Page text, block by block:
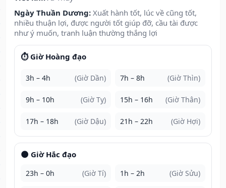
Ngày Thuần Dương: Xuất hành tốt, lúc về cũng tốt,
nhiều thuận lợi, được người tốt giúp đỡ, cầu tài được
như ý muốn, tranh luận thường thắng lợi
⏱️ Giờ Hoàng đạo
3h – 4h (Giờ Dần) 7h – 8h (Giờ Thìn)
9h – 10h (Giờ Tỵ) 15h – 16h (Giờ Thân)
17h – 18h (Giờ Dậu) 21h – 22h (Giờ Hợi)
🌑 Giờ Hắc đạo
23h – 0h (Giờ Tí) 1h – 2h (Giờ Sửu)